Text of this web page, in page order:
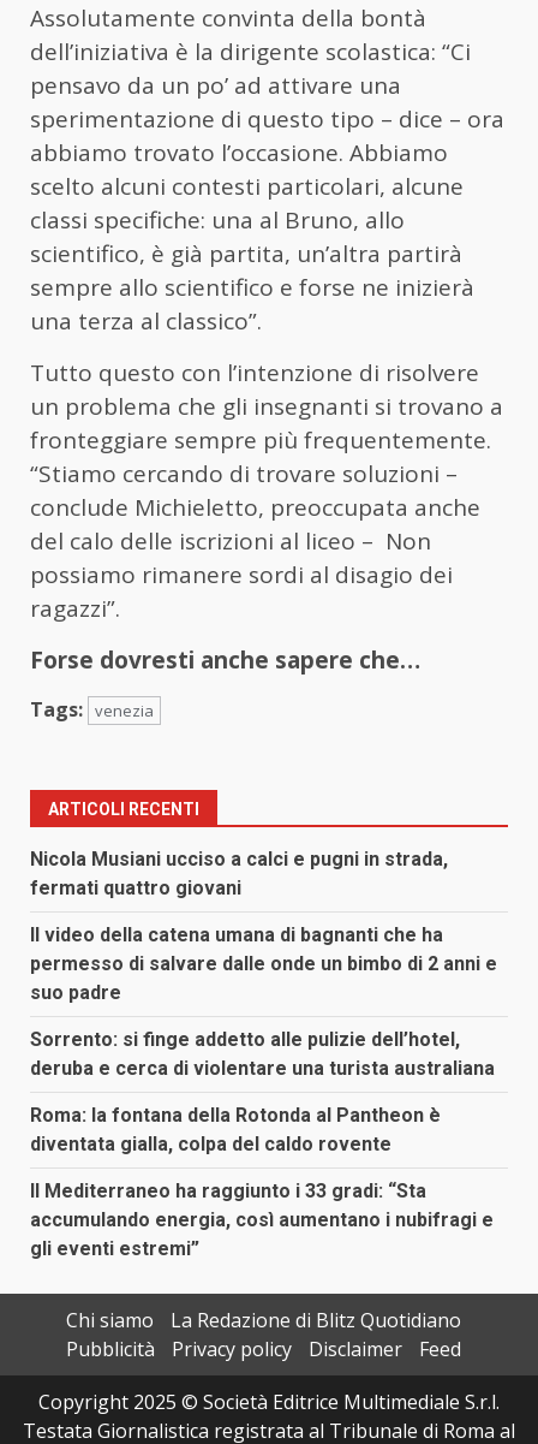
Assolutamente convinta della bontà
dell’iniziativa è la dirigente scolastica: “Ci
pensavo da un po’ ad attivare una
sperimentazione di questo tipo – dice – ora
abbiamo trovato l’occasione. Abbiamo
scelto alcuni contesti particolari, alcune
classi specifiche: una al Bruno, allo
scientifico, è già partita, un’altra partirà
sempre allo scientifico e forse ne inizierà
una terza al classico”.
Tutto questo con l’intenzione di risolvere
un problema che gli insegnanti si trovano a
fronteggiare sempre più frequentemente.
“Stiamo cercando di trovare soluzioni –
conclude Michieletto, preoccupata anche
del calo delle iscrizioni al liceo – Non
possiamo rimanere sordi al disagio dei
ragazzi”.
Forse dovresti anche sapere che…
Tags: venezia
ARTICOLI RECENTI
Nicola Musiani ucciso a calci e pugni in strada,
fermati quattro giovani
Il video della catena umana di bagnanti che ha
permesso di salvare dalle onde un bimbo di 2 anni e
suo padre
Sorrento: si finge addetto alle pulizie dell’hotel,
deruba e cerca di violentare una turista australiana
Roma: la fontana della Rotonda al Pantheon è
diventata gialla, colpa del caldo rovente
Il Mediterraneo ha raggiunto i 33 gradi: “Sta
accumulando energia, così aumentano i nubifragi e
gli eventi estremi”
Chi siamo
La Redazione di Blitz Quotidiano
Pubblicità
Privacy policy Disclaimer
Feed
Copyright 2025 © Società Editrice Multimediale S.r.l.
Testata Giornalistica registrata al Tribunale di Roma al